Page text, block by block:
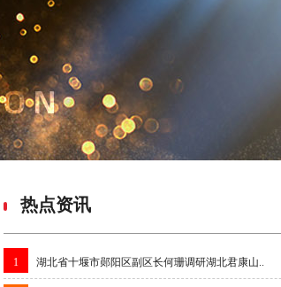
热点资讯
1 湖北省十堰市郧阳区副区长何珊调研湖北君康山..